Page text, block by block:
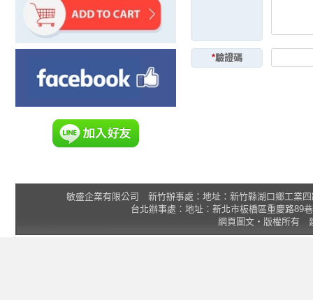
*驗證碼
敏盛企業有限公司 新竹辦事處：地址：新竹縣湖口鄉工業
台北辦事處：地址：新北市板橋區重慶路89
網頁圖文‧版權所有 建